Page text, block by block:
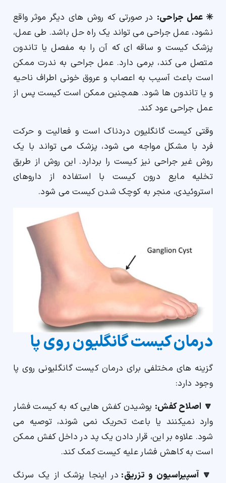
✳️ عمل جراحی: در صورتی که روش های دیگر موثر واقع
نشود، عمل جراحی می تواند یک راه حل باشد. طی عمل،
پزشک کیست و ساقه ای که آن را به مفصل یا تاندون
متصل می کند، برمی دارد. عمل جراحی به ندرت ممکن
است باعث آسیب به اعصاب و عروق خونی اطراف ناحیه
و یا تاندون ها شود. همچنین ممکن است کیست پس از
عمل جراحی عود کند.
وقتی کیست گانگلیون دردناک است و فعالیت و حرکت
فرد با مشکل مواجه می شود، پزشک می تواند با یک
روش غیر جراحی نیز کیست را بردارد. این روش از طریق
تخلیه مایع درون کیست با استفاده از داروهای
استروئیدی، منجر به کوچک شدن کیست می شود.
درمان کیست گانگلیون روی پا
گزینه های مختلفی برای درمان کیست گانگلیونی روی پا
وجود دارد:
🔽 اصلاح کفش: پوشیدن کفش هایی که به کیست فشار
وارد نمیکنند یا باعث تحریک نمی شوند، توصیه می
شود. علاوه بر این، قرار دادن یک پد در داخل کفش ممکن
است به کاهش فشار علیه کیست کمک کند.
🔽 آسپیراسیون و تزریق: در اینجا پزشک از یک سرنگ